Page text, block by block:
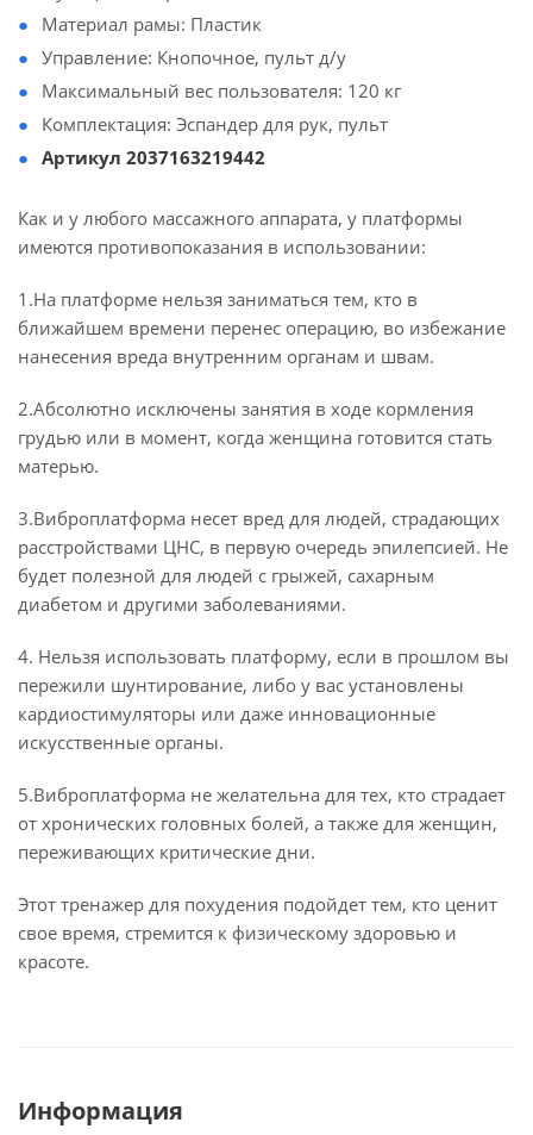
Материал рамы: Пластик
Управление: Кнопочное, пульт д/у
Максимальный вес пользователя: 120 кг
Комплектация: Эспандер для рук, пульт
Артикул 2037163219442
Как и у любого массажного аппарата, у платформы
имеются противопоказания в использовании:
1.На платформе нельзя заниматься тем, кто в
ближайшем времени перенес операцию, во избежание
нанесения вреда внутренним органам и швам.
2.Абсолютно исключены занятия в ходе кормления
грудью или в момент, когда женщина готовится стать
матерью.
3.Виброплатформа несет вред для людей, страдающих
расстройствами ЦНС, в первую очередь эпилепсией. Не
будет полезной для людей с грыжей, сахарным
диабетом и другими заболеваниями.
4. Нельзя использовать платформу, если в прошлом вы
пережили шунтирование, либо у вас установлены
кардиостимуляторы или даже инновационные
искусственные органы.
5.Виброплатформа не желательна для тех, кто страдает
от хронических головных болей, а также для женщин,
переживающих критические дни.
Этот тренажер для похудения подойдет тем, кто ценит
свое время, стремится к физическому здоровью и
красоте.
Информация